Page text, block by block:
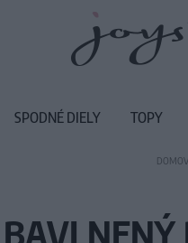
DOMOV
BAVLNENÝ
SPODNÉ DIELY TOPY